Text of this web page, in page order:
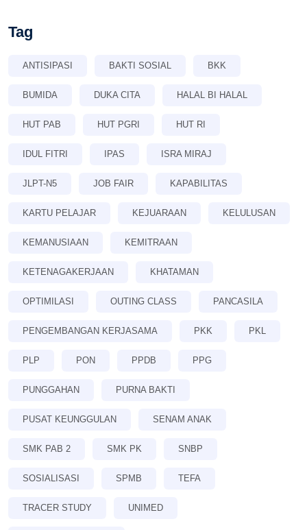
Tag
ANTISIPASI BAKTI SOSIAL BKK
BUMIDA DUKA CITA HALAL BI HALAL
HUT PAB HUT PGRI HUT RI
IDUL FITRI IPAS ISRA MIRAJ
JLPT-N5 JOB FAIR KAPABILITAS
KARTU PELAJAR KEJUARAAN KELULUSAN
KEMANUSIAAN KEMITRAAN
KETENAGAKERJAAN KHATAMAN
OPTIMILASI OUTING CLASS PANCASILA
PENGEMBANGAN KERJASAMA PKK PKL
PLP PON PPDB PPG
PUNGGAHAN PURNA BAKTI
PUSAT KEUNGGULAN SENAM ANAK
SMK PAB 2 SMK PK SNBP
SOSIALISASI SPMB TEFA
TRACER STUDY UNIMED